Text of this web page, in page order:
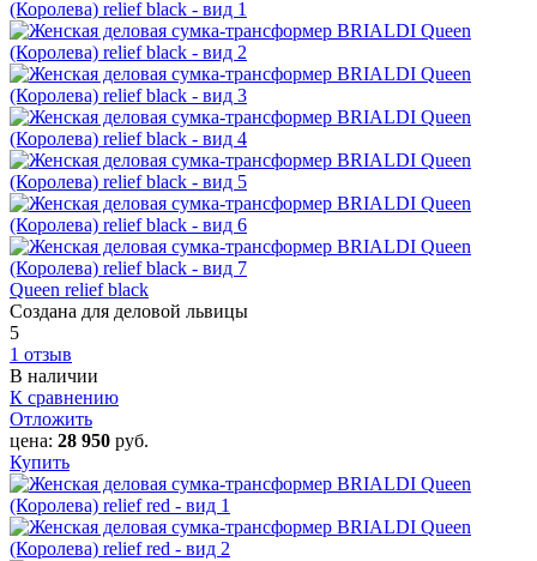
Queen relief black
Создана для деловой львицы
5
1 отзыв
В наличии
К сравнению
Отложить
цена: 28 950 руб.
Купить